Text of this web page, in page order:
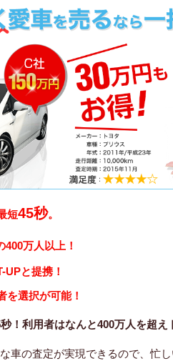
短45秒。
400万人以上！
UPと提携！
を選択が可能！
！利用者はなんと400万人を超え
車の査定が実現できるので、忙